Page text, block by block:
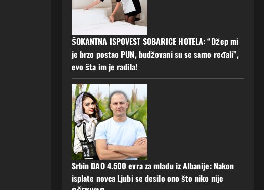
ŠOKANTNA ISPOVEST SOBARICE HOTELA: “Džep mi
je brzo postao PUN, budžovani su se samo ređali”,
evo šta im je radila!
Srbin DAO 4.500 evra za mladu iz Albanije: Nakon
isplate novca Ljubi se desilo ono što niko nije